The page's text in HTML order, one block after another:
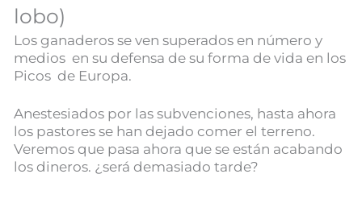
lobo)
Los ganaderos se ven superados en número y
medios en su defensa de su forma de vida en los
Picos de Europa.
Anestesiados por las subvenciones, hasta ahora
los pastores se han dejado comer el terreno.
Veremos que pasa ahora que se están acabando
los dineros. ¿será demasiado tarde?